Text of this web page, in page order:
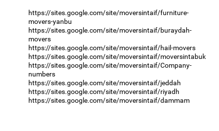
https://sites.google.com/site/moversintaif/furniture-
movers-yanbu
https://sites.google.com/site/moversintaif/buraydah-
movers
https://sites.google.com/site/moversintaif/hail-movers
https://sites.google.com/site/moversintaif/moversintabuk
https://sites.google.com/site/moversintaif/Company-
numbers
https://sites.google.com/site/moversintaif/jeddah
https://sites.google.com/site/moversintaif/riyadh
https://sites.google.com/site/moversintaif/dammam